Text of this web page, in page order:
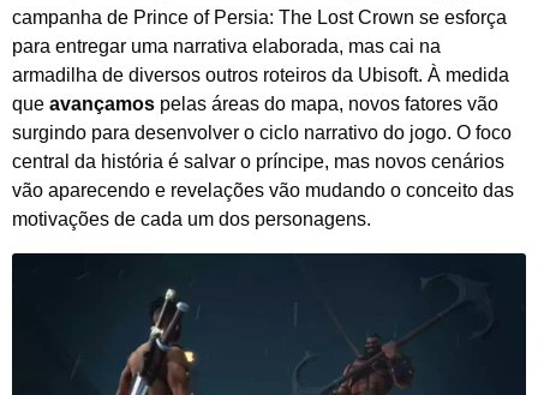
campanha de Prince of Persia: The Lost Crown se esforça
para entregar uma narrativa elaborada, mas cai na
armadilha de diversos outros roteiros da Ubisoft. À medida
que avançamos pelas áreas do mapa, novos fatores vão
surgindo para desenvolver o ciclo narrativo do jogo. O foco
central da história é salvar o príncipe, mas novos cenários
vão aparecendo e revelações vão mudando o conceito das
motivações de cada um dos personagens.